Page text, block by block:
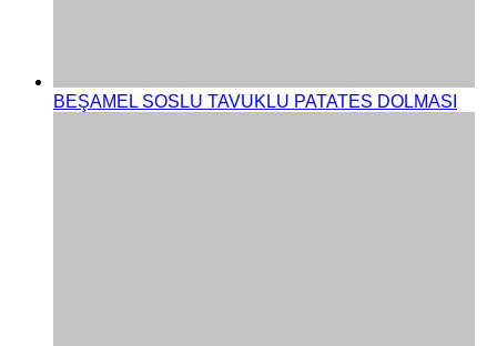
BEŞAMEL SOSLU TAVUKLU PATATES DOLMASI